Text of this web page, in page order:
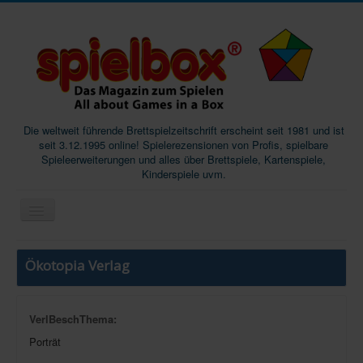
Die weltweit führende Brettspielzeitschrift erscheint seit 1981 und ist
seit 3.12.1995 online! Spielerezensionen von Profis, spielbare
Spieleerweiterungen und alles über Brettspiele, Kartenspiele,
Kinderspiele uvm.
Start
Magazine
Ökotopia Verlag
VerlBeschThema:
Porträt